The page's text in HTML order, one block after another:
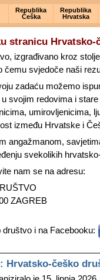
Republika
Češka
Republika
Hrvatska